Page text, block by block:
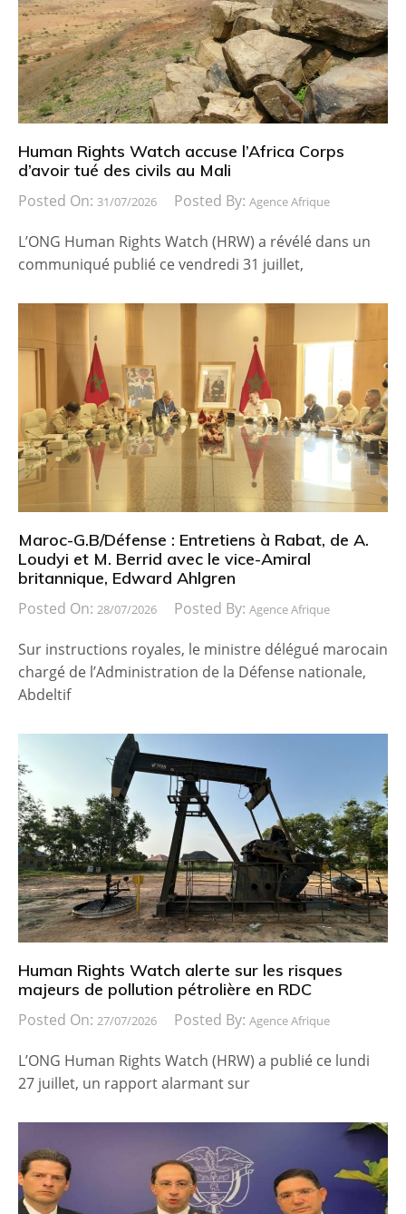
Human Rights Watch accuse l’Africa Corps
d’avoir tué des civils au Mali
Posted On: 31/07/2026 Posted By: Agence Afrique
L’ONG Human Rights Watch (HRW) a révélé dans un
communiqué publié ce vendredi 31 juillet,
Maroc-G.B/Défense : Entretiens à Rabat, de A.
Loudyi et M. Berrid avec le vice-Amiral
britannique, Edward Ahlgren
Posted On: 28/07/2026 Posted By: Agence Afrique
Sur instructions royales, le ministre délégué marocain
chargé de l’Administration de la Défense nationale,
Abdeltif
Human Rights Watch alerte sur les risques
majeurs de pollution pétrolière en RDC
Posted On: 27/07/2026 Posted By: Agence Afrique
L’ONG Human Rights Watch (HRW) a publié ce lundi
27 juillet, un rapport alarmant sur